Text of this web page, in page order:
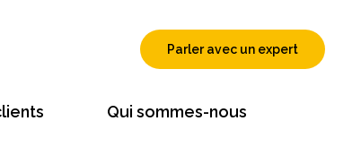
Parler avec un expert
Qui sommes-nous